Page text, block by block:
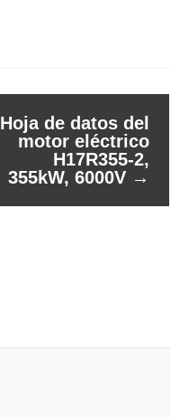
Hoja de datos del
motor eléctrico
H17R355-2,
355kW, 6000V →